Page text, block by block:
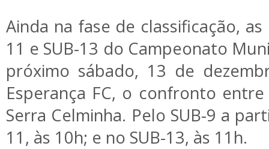
Ainda na fase de classificação, as
11 e SUB-13 do Campeonato
próximo sábado, 13 de
Esperança FC, o confronto
Serra Celminha. Pelo SUB-9 a
11, às 10h; e no SUB-13, às 11h.